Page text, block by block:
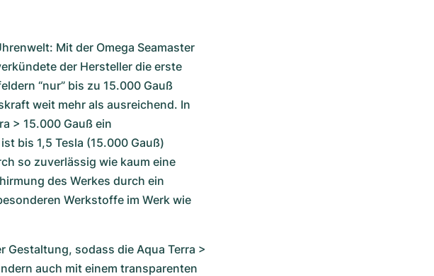
Mit der Omega Seamaster
der Hersteller die erste
“nur” bis zu 15.000 Gauß
weit mehr als ausreichend. In
> 15.000 Gauß ein
bis 1,5 Tesla (15.000 Gauß)
so zuverlässig wie kaum eine
des Werkes durch ein
Werkstoffe im Werk wie
Gestaltung, sodass die Aqua Terra >
auch mit einem transparenten